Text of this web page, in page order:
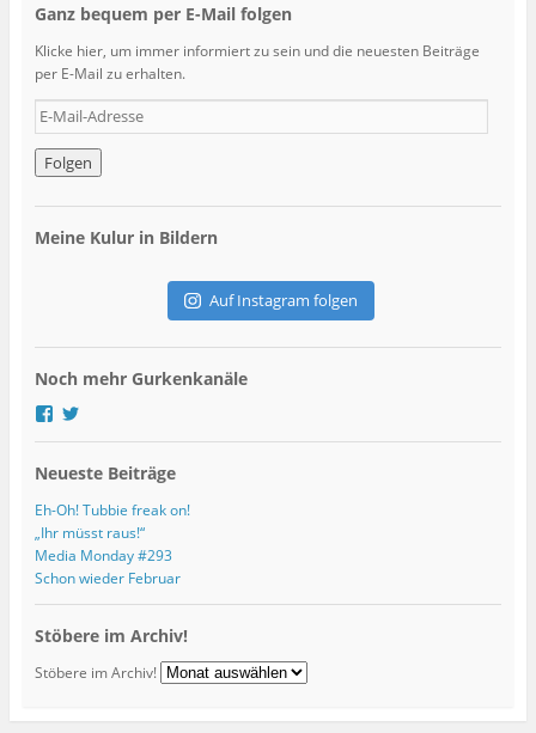
Ganz bequem per E-Mail folgen
Klicke hier, um immer informiert zu sein und die neuesten Beiträge
per E-Mail zu erhalten.
E
-
M
a
i
-
s
e
Meine Kulur in Bildern
Auf Instagram folgen
Noch mehr Gurkenkanäle
P
f
l
v
o
n
g
u
k
k
l
f
l
v
o
n
G
u
k
K
l
Neueste Beiträge
Eh-Oh! Tubbie freak on!
„Ihr müsst raus!“
Media Monday #293
Schon wieder Februar
Stöbere im Archiv!
Stöbere im Archiv!